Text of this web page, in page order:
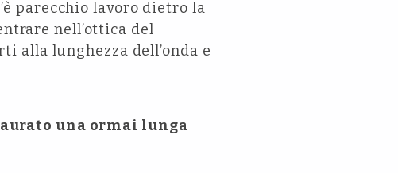
parecchio lavoro dietro la
nell’ottica del
alla lunghezza dell’onda e
una ormai lunga